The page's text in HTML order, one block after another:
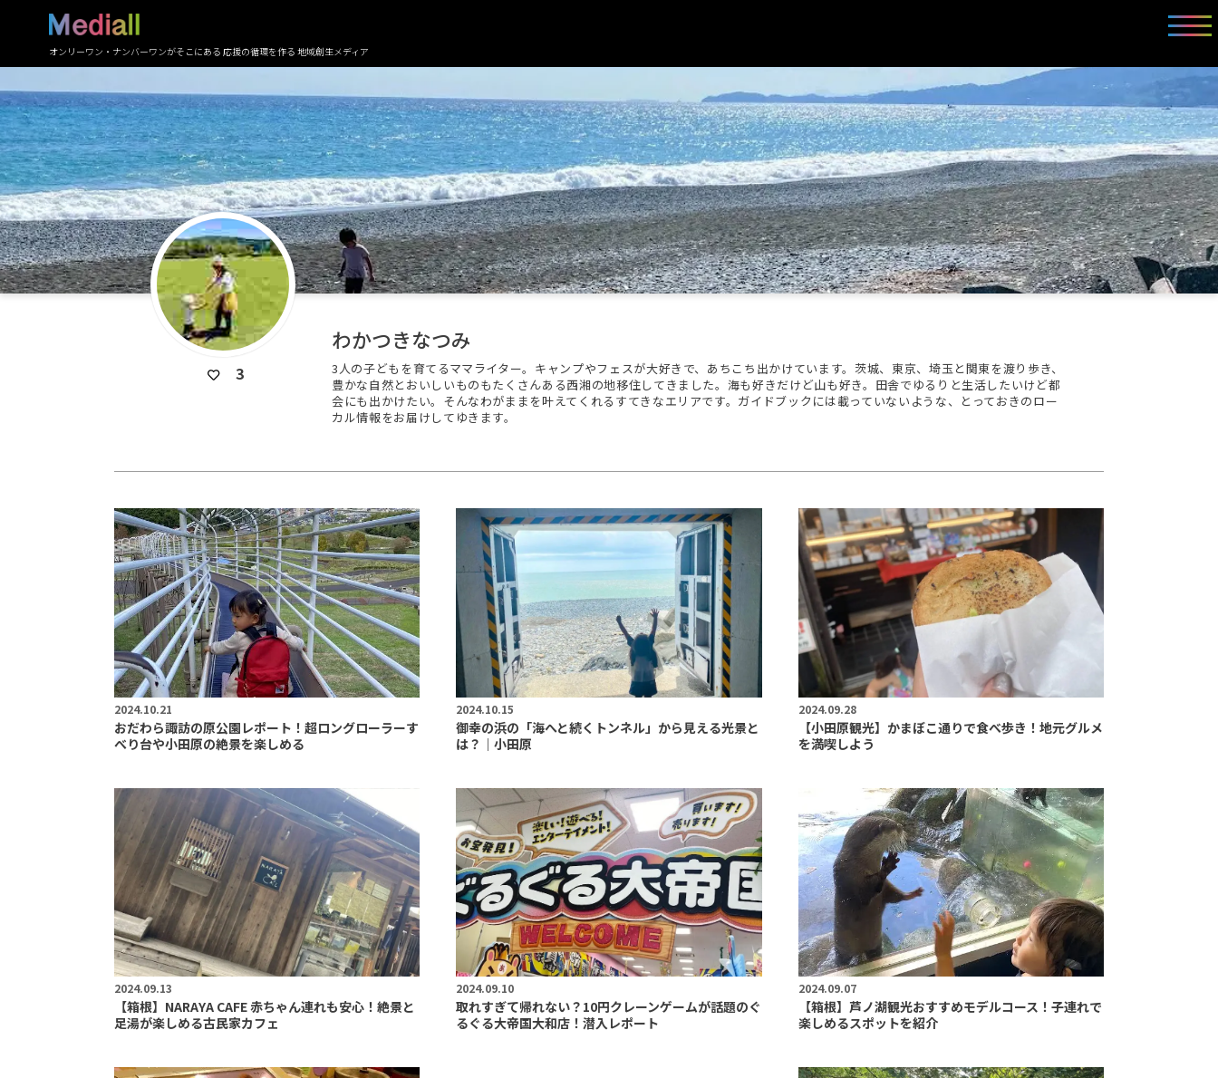
オンリーワン・ナンバーワンがそこにある 応援の循環を作る 地域創生メディア
3
わかつきなつみ
3人の子どもを育てるママライター。キャンプやフェスが大好きで、あちこち出かけています。茨城、東京、埼玉と関東を渡り歩き、
豊かな自然とおいしいものもたくさんある西湘の地移住してきました。海も好きだけど山も好き。田舎でゆるりと生活したいけど都
会にも出かけたい。そんなわがままを叶えてくれるすてきなエリアです。ガイドブックには載っていないような、とっておきのロー
カル情報をお届けしてゆきます。
2024.10.21
おだわら諏訪の原公園レポート！超ロングローラーす
べり台や小田原の絶景を楽しめる
2024.10.15
御幸の浜の「海へと続くトンネル」から見える光景と
は？｜小田原
2024.09.28
【小田原観光】かまぼこ通りで食べ歩き！地元グルメ
を満喫しよう
2024.09.13
【箱根】NARAYA CAFE 赤ちゃん連れも安心！絶景と
足湯が楽しめる古民家カフェ
2024.09.10
取れすぎて帰れない？10円クレーンゲームが話題のぐ
るぐる大帝国大和店！潜入レポート
2024.09.07
【箱根】芦ノ湖観光おすすめモデルコース！子連れで
楽しめるスポットを紹介